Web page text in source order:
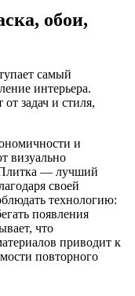
обои,
самый
интерьера.
задач и стиля,
и
визуально
Плитка — лучший
своей
технологию:
появления
что
приводит к
повторного